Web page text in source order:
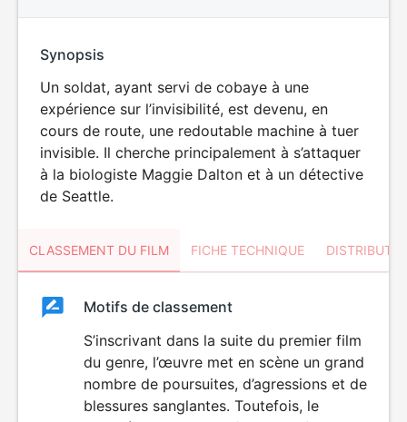
Synopsis
Un soldat, ayant servi de cobaye à une
expérience sur l’invisibilité, est devenu, en
cours de route, une redoutable machine à tuer
invisible. Il cherche principalement à s’attaquer
à la biologiste Maggie Dalton et à un détective
de Seattle.
CLASSEMENT DU FILM FICHE TECHNIQUE
ClassementClassement
VIOLENCE
Motifs de classement
S’inscrivant dans la suite du premier film
du genre, l’œuvre met en scène un grand
nombre de poursuites, d’agressions et de
blessures sanglantes. Toutefois, le